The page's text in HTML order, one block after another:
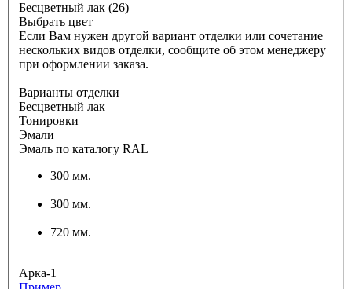
Бесцветный лак (26)
Выбрать цвет
Если Вам нужен другой вариант отделки или сочетание
нескольких видов отделки, сообщите об этом менеджеру
при оформлении заказа.
Варианты отделки
Бесцветный лак
Тонировки
Эмали
Эмаль по каталогу RAL
300 мм.
300 мм.
720 мм.
Арка-1